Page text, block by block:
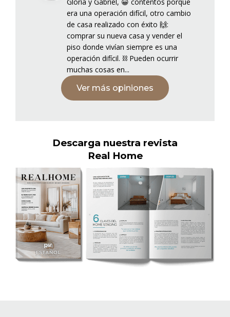
era una operación difícil, otro cambio
de casa realizado con éxito 🙌:
comprar su nueva casa y vender el
piso donde vivían siempre es una
operación difícil. ⛓️ Pueden ocurrir
muchas cosas en...
Ver más opiniones
Descarga nuestra revista
Real Home